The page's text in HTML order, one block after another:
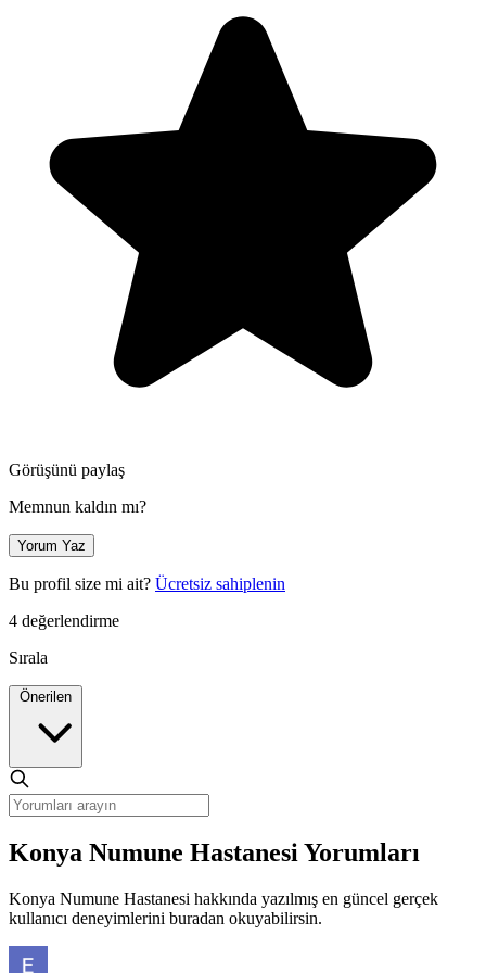
Görüşünü paylaş
Memnun kaldın mı?
Yorum Yaz
Bu profil size mi ait? Ücretsiz sahiplenin
4 değerlendirme
Sırala
Konya Numune Hastanesi Yorumları
Konya Numune Hastanesi hakkında yazılmış en güncel gerçek
kullanıcı deneyimlerini buradan okuyabilirsin.